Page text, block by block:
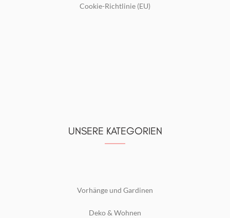
Cookie-Richtlinie (EU)
UNSERE KATEGORIEN
Vorhänge und Gardinen
Deko & Wohnen